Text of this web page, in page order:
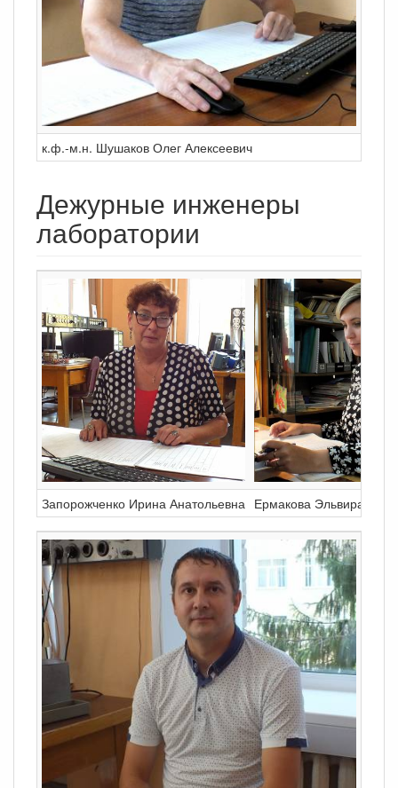
к.ф.-м.н. Шушаков Олег Алексеевич
Дежурные инженеры
лаборатории
Запорожченко Ирина Анатольевна Ермакова Эльвира